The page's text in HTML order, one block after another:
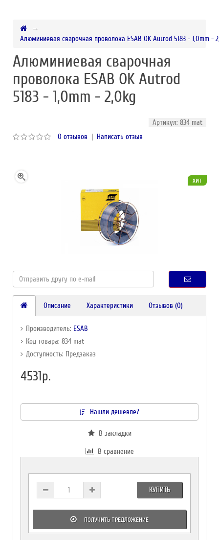
Алюминиевая сварочная проволока ESAB OK Autrod 5183 - 1,0mm -
Алюминиевая сварочная
проволока ESAB OK Autrod
5183 - 1,0mm - 2,0kg
Артикул: 834 mat
0 отзывов | Написать отзыв
хит
Описание Характеристики Отзывов (0)
Производитель: ESAB
Код товара: 834 mat
Доступность: Предзаказ
4531р.
Нашли дешевле?
В закладки
В сравнение
КУПИТЬ
ПОЛУЧИТЬ ПРЕДЛОЖЕНИЕ